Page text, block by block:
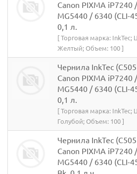
Canon PIXMA iP7240 /
MG5440 / 6340 (CLI-
0,1 л.
[ Торговая марка: InkTec;
Желтый; Объем: 100 ]
Чернила InkTec
Canon PIXMA iP7240 /
MG5440 / 6340 (CLI-
0,1 л.
[ Торговая марка: InkTec;
Голубой; Объем: 100 ]
Чернила InkTec
Canon PIXMA iP7240 /
MG5440 / 6340 (CLI-